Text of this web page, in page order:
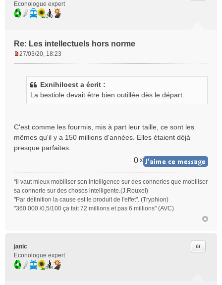
Econologue expert
Re: Les intellectuels hors norme
o
n
l
27/03/20, 18:23
Exnihiloest a écrit :
La bestiole devait être bien outillée dès le départ...
C'est comme les fourmis, mis à part leur taille, ce sont les
mêmes qu'il y a 150 millions d'années. Elles étaient déjà
presque parfaites.
0 x
“Il vaut mieux mobiliser son intelligence sur des conneries que mobiliser
sa connerie sur des choses intelligente.(J.Rouxel)
"Par définition la cause est le produit de l'effet". (Tryphion)
"360 000 /0,5/100 ça fait 72 millions et pas 6 millions" (AVC)
janic
Econologue expert
Citer